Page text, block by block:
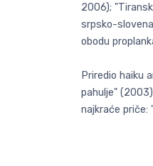
2006);
srpsko-
obodu
Priredio haiku
pahulje"
najkraće priče: